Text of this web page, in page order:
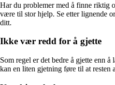
Har du problemer med å finne riktig
være til stor hjelp. Se etter lignende
ditt.
Ikke vær redd for å gjette
Som regel er det bedre å gjette enn
kan en liten gjetning føre til at resten